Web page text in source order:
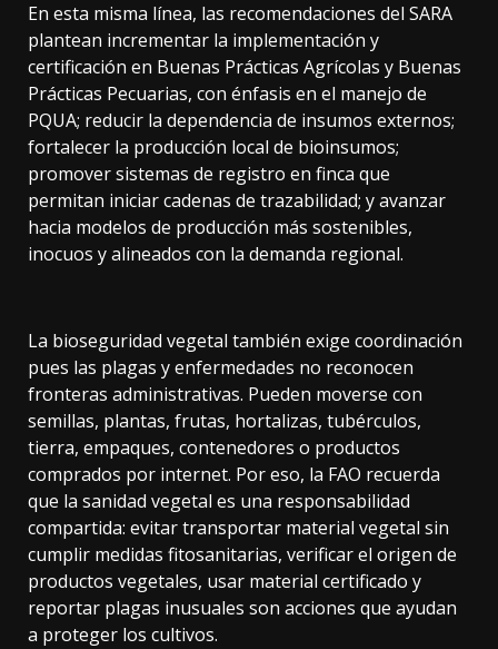
En esta misma línea, las recomendaciones del SARA
plantean incrementar la implementación y
certificación en Buenas Prácticas Agrícolas y Buenas
Prácticas Pecuarias, con énfasis en el manejo de
PQUA; reducir la dependencia de insumos externos;
fortalecer la producción local de bioinsumos;
promover sistemas de registro en finca que
permitan iniciar cadenas de trazabilidad; y avanzar
hacia modelos de producción más sostenibles,
inocuos y alineados con la demanda regional.
La bioseguridad vegetal también exige coordinación
pues las plagas y enfermedades no reconocen
fronteras administrativas. Pueden moverse con
semillas, plantas, frutas, hortalizas, tubérculos,
tierra, empaques, contenedores o productos
comprados por internet. Por eso, la FAO recuerda
que la sanidad vegetal es una responsabilidad
compartida: evitar transportar material vegetal sin
cumplir medidas fitosanitarias, verificar el origen de
productos vegetales, usar material certificado y
reportar plagas inusuales son acciones que ayudan
a proteger los cultivos.